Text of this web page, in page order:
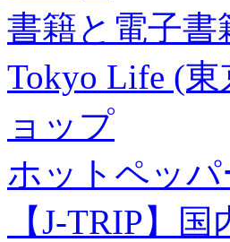
書籍と電子書
Tokyo Life (
ョップ
ホットペッ
【J-TRIP】